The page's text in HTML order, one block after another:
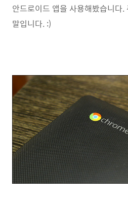
안드로이드 앱을 사용해봤습니다
말입니다. :)